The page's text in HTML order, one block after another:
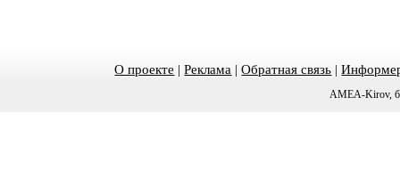
О проекте |Реклама |Обратная связь |
AMEA-Kirov,